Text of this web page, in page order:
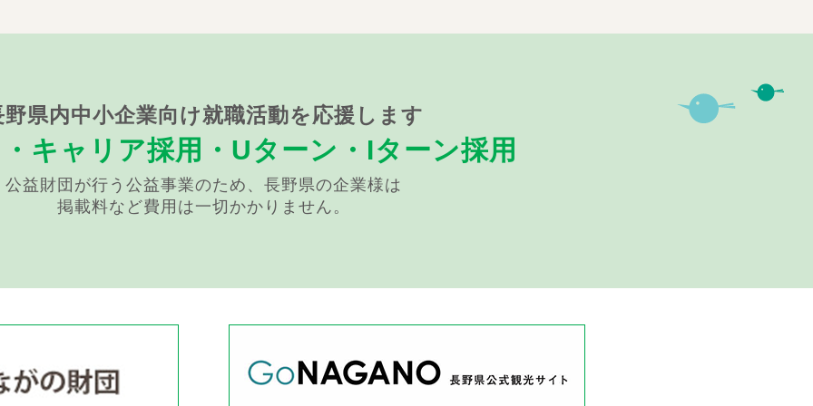
野県内中小企業向け就職活動を応援します
キャリア採用・ Uターン・Iターン採用
公益財団が行う公益事業のため、長野県の企業様は
掲載料など費用は一切かかりません。